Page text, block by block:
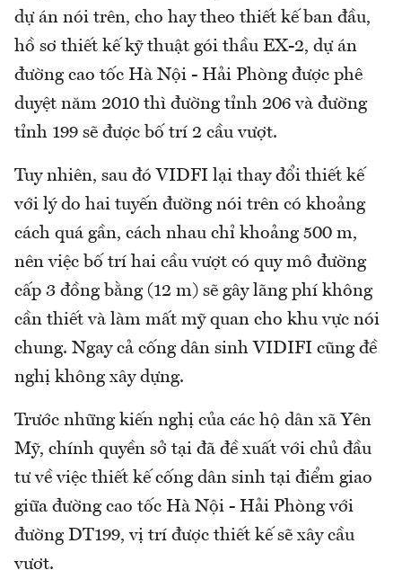
dự án nói trên, cho hay theo thiết kế ban đầu,
hồ sơ thiết kế kỹ thuật gói thầu EX-2, dự án
đường cao tốc Hà Nội - Hải Phòng được phê
duyệt năm 2010 thì đường tỉnh 206 và đường
tỉnh 199 sẽ được bố trí 2 cầu vượt.
Tuy nhiên, sau đó VIDFI lại thay đổi thiết kế
với lý do hai tuyến đường nói trên có khoảng
cách quá gần, cách nhau chỉ khoảng 500 m,
nên việc bố trí hai cầu vượt có quy mô đường
cấp 3 đồng bằng (12 m) sẽ gây lãng phí không
cần thiết và làm mất mỹ quan cho khu vực nói
chung. Ngay cả cống dân sinh VIDIFI cũng đề
nghị không xây dựng.
Trước những kiến nghị của các hộ dân xã Yên
Mỹ, chính quyền sở tại đã đề xuất với chủ đầu
tư về việc thiết kế cống dân sinh tại điểm giao
giữa đường cao tốc Hà Nội - Hải Phòng với
đường DT199, vị trí được thiết kế sẽ xây cầu
vượt.